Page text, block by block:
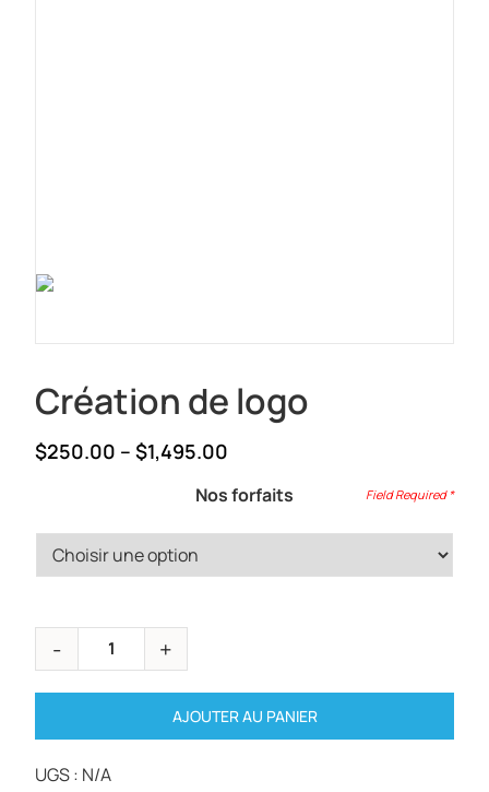
Création de logo
$250.00 – $1,495.00
$250.00
through
Nos forfaits
AJOUTER AU PANIER
UGS : N/A